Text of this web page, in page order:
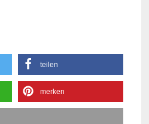
teilen
merken